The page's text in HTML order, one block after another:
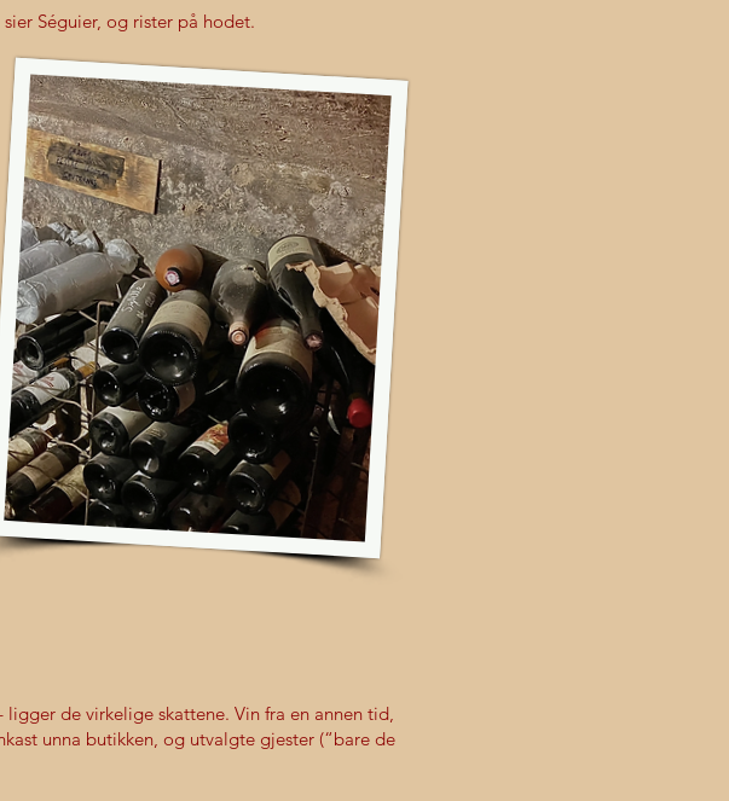
Séguier, og rister på hodet.
de virkelige skattene. Vin fra en annen tid,
unna butikken, og utvalgte gjester (“bare de